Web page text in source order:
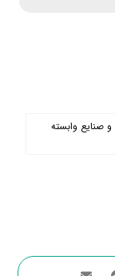
صنایع وابسته